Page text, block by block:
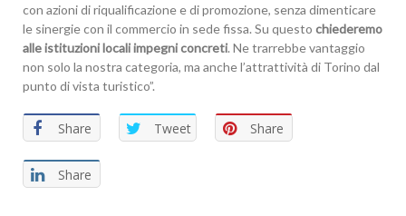
con azioni di riqualificazione e di promozione, senza dimenticare
le sinergie con il commercio in sede fissa. Su questo chiederemo
alle istituzioni locali impegni concreti. Ne trarrebbe vantaggio
non solo la nostra categoria, ma anche l’attrattività di Torino dal
punto di vista turistico”.
Share Tweet Share
Share